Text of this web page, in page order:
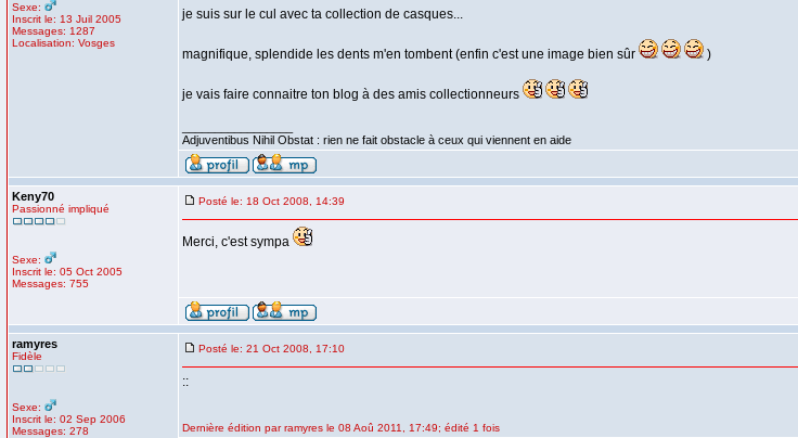
Sexe:
Inscrit le: 13 Juil 2005
Messages: 1287
Localisation: Vosges
je suis sur le cul avec ta collection de casques...
magnifique, splendide les dents m'en tombent (enfin c'est une image bien sûr )
je vais faire connaitre ton blog à des amis collectionneurs
Adjuventibus Nihil Obstat : rien ne fait obstacle à ceux qui viennent en aide
Keny70
Passionné impliqué
Sexe:
Inscrit le: 05 Oct 2005
Messages: 755
Posté le: 18 Oct 2008, 14:39
Merci, c'est sympa
ramyres
Fidèle
Sexe:
Inscrit le: 02 Sep 2006
Messages: 278
Posté le: 21 Oct 2008, 17:10
::
Dernière édition par ramyres le 08 Aoû 2011, 17:49; édité 1 fois